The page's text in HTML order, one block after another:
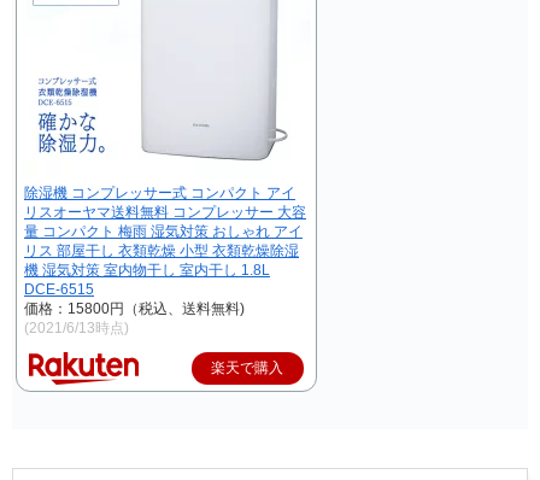
除湿機 コンプレッサー式 コンパクト アイ
リスオーヤマ送料無料 コンプレッサー 大容
量 コンパクト 梅雨 湿気対策 おしゃれ アイ
リス 部屋干し 衣類乾燥 小型 衣類乾燥除湿
機 湿気対策 室内物干し 室内干し 1.8L
DCE-6515
価格：15800円（税込、送料無料)
(2021/6/13時点)
楽天で購入